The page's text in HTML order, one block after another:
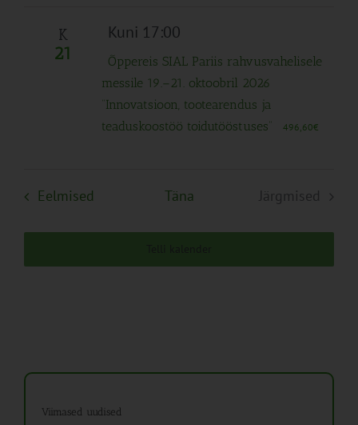
K
21
Kuni 17:00
Õppereis SIAL Pariis rahvusvahelisele
messile 19.–21. oktoobril 2026
“Innovatsioon, tootearendus ja
teaduskoostöö toidutööstuses”
496,60€
Eelmised SündmusedTäna
Järgmised
Viimased uudised